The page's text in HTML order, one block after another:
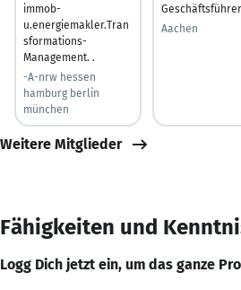
immob-
u.energiemakler.Tran
sformations-
Management. .
-A-nrw hessen
hamburg berlin
münchen
Geschäftsführer
Aachen
Weitere Mitglieder
Fähigkeiten und
Logg Dich jetzt ein, um das ganze